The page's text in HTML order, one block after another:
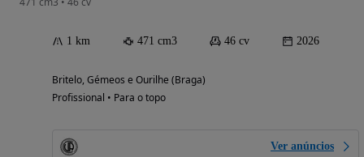
1 km 471 cm3 46 cv 2026
Britelo, Gémeos e Ourilhe (Braga)
Profissional • Para o topo
Ver anúncios